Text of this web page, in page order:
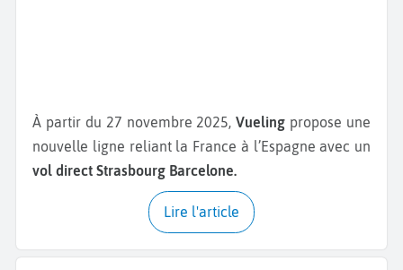
À partir du 27 novembre 2025,Vueling propose une
nouvelle ligne reliant la France à l’Espagne avec un
vol direct Strasbourg Barcelone.
Lire l'article